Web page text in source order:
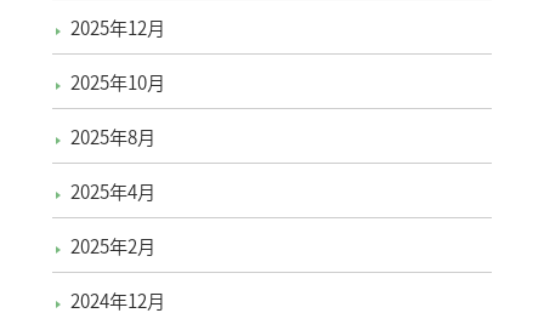
2025年12月
2025年10月
2025年8月
2025年4月
2025年2月
2024年12月